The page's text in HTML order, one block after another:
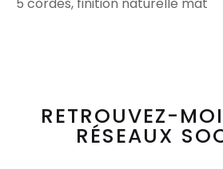
5 cordes, finition naturelle mat
RETROUVEZ-
RÉSEAUX